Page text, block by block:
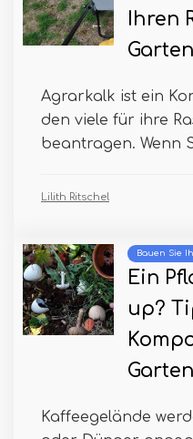
Ihren
Agrarkalk ist ein
den viele für ihre
beantragen. Wenn
Lilith Ritschel
Bauen Sie
Ein
up?
Kaffeegelände